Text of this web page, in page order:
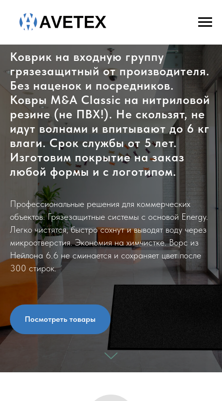
Коврик на входную группу
грязезащитный от производителя.
Без наценок и посредников.
Ковры M&A Classic на нитриловой
резине (не ПВХ!). Не скользят, не
идут волнами и впитывают до 6 кг
влаги. Срок службы от 5 лет.
Изготовим покрытие на заказ
любой формы и с логотипом.
Профессиональные решения для коммерческих
объектов. Грязезащитные системы с основой Energy.
Легко чистятся, быстро сохнут и выводят воду через
микроотверстия. Экономия на химчистке. Ворс из
Нейлона 6.6 не сминается и сохраняет цвет после
300 стирок.
Посмотреть товары